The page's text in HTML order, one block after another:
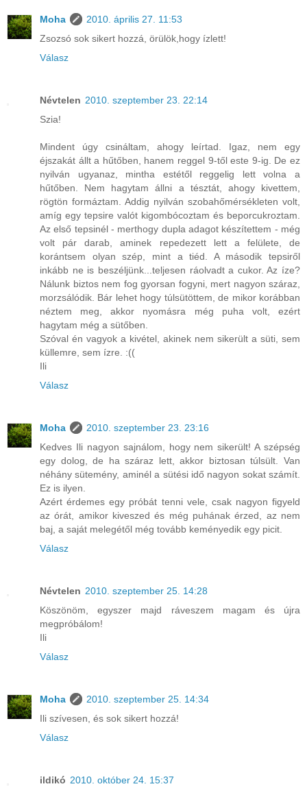
Moha
2010. április 27. 11:53
Zsozsó sok sikert hozzá, örülök,hogy ízlett!
Válasz
Névtelen 2010. szeptember 23. 22:14
Szia!
Mindent úgy csináltam, ahogy leírtad. Igaz, nem egy
éjszakát állt a hűtőben, hanem reggel 9-től este 9-ig. De ez
nyilván ugyanaz, mintha estétől reggelig lett volna a
hűtőben. Nem hagytam állni a tésztát, ahogy kivettem,
rögtön formáztam. Addig nyilván szobahőmérsékleten volt,
amíg egy tepsire valót kigombócoztam és beporcukroztam.
Az első tepsinél - merthogy dupla adagot készítettem - még
volt pár darab, aminek repedezett lett a felülete, de
korántsem olyan szép, mint a tiéd. A második tepsiről
inkább ne is beszéljünk...teljesen ráolvadt a cukor. Az íze?
Nálunk biztos nem fog gyorsan fogyni, mert nagyon száraz,
morzsálódik. Bár lehet hogy túlsütöttem, de mikor korábban
néztem meg, akkor nyomásra még puha volt, ezért
hagytam még a sütőben.
Szóval én vagyok a kivétel, akinek nem sikerült a süti, sem
küllemre, sem ízre. :((
Ili
Válasz
Moha
2010. szeptember 23. 23:16
Kedves Ili nagyon sajnálom, hogy nem sikerült! A szépség
egy dolog, de ha száraz lett, akkor biztosan túlsült. Van
néhány sütemény, aminél a sütési idő nagyon sokat számít.
Ez is ilyen.
Azért érdemes egy próbát tenni vele, csak nagyon figyeld
az órát, amikor kiveszed és még puhának érzed, az nem
baj, a saját melegétől még tovább keményedik egy picit.
Válasz
Névtelen 2010. szeptember 25. 14:28
Köszönöm, egyszer majd ráveszem magam és újra
megpróbálom!
Ili
Válasz
Moha
2010. szeptember 25. 14:34
Ili szívesen, és sok sikert hozzá!
Válasz
ildikó 2010. október 24. 15:37